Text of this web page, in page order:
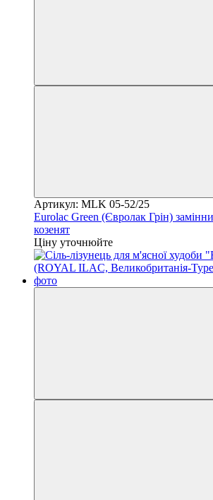
Артикул: MLK 05-52/25
Eurolac Green (Євролак Грін)
козенят
Ціну уточнюйте